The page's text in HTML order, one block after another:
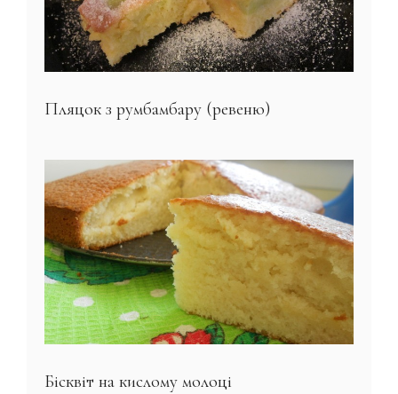
Пляцок з румбамбару (ревеню)
Бісквіт на кислому молоці